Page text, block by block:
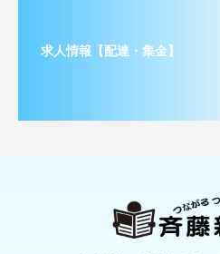
求人情報【配達・集金】